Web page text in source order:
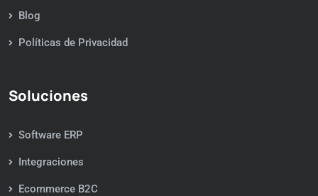
Blog
Políticas de Privacidad
Soluciones
Software ERP
Integraciones
Ecommerce B2C